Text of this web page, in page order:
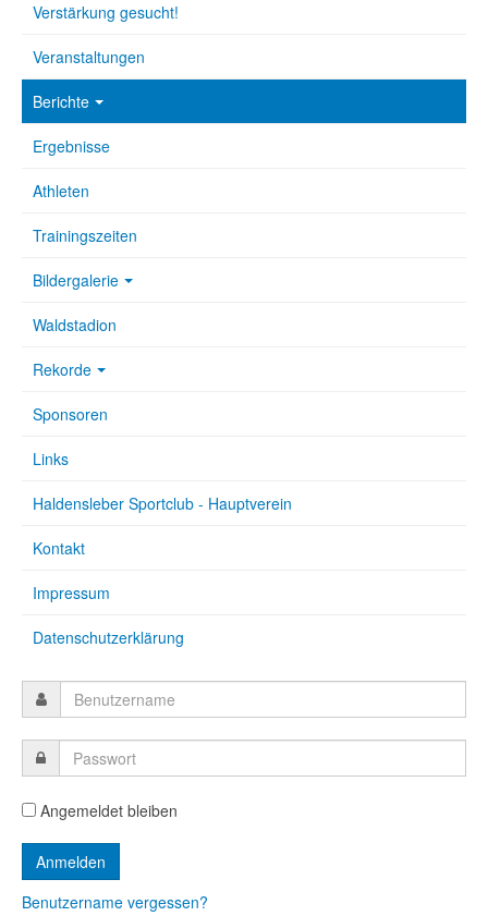
Verstärkung gesucht!
Veranstaltungen
Berichte
Ergebnisse
Athleten
Trainingszeiten
Bildergalerie
Waldstadion
Rekorde
Sponsoren
Links
Haldensleber Sportclub - Hauptverein
Kontakt
Impressum
Datenschutzerklärung
Angemeldet bleiben
Benutzername vergessen?